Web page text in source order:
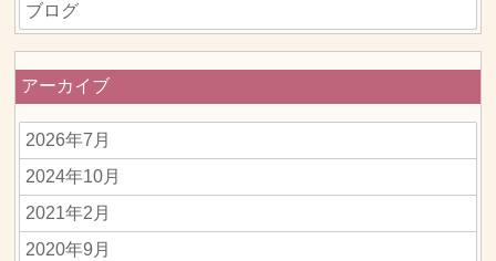
ブログ
アーカイブ
2026年7月
2024年10月
2021年2月
2020年9月